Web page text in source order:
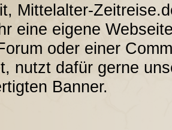
Mittelalter-
eine eigene
oder einer
nutzt dafür gerne
Banner.